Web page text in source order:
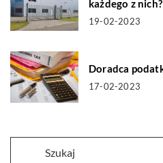
każdego z nich?
19-02-2023
Doradca
17-02-2023